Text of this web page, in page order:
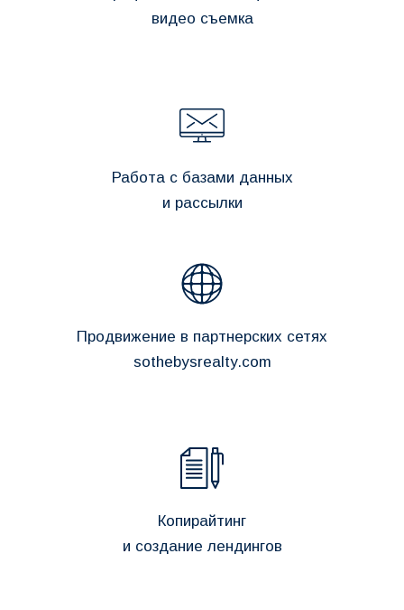
видео съемка
Работа с базами данных
и рассылки
Продвижение в партнерских сетях
sothebysrealty.com
Копирайтинг
и создание лендингов